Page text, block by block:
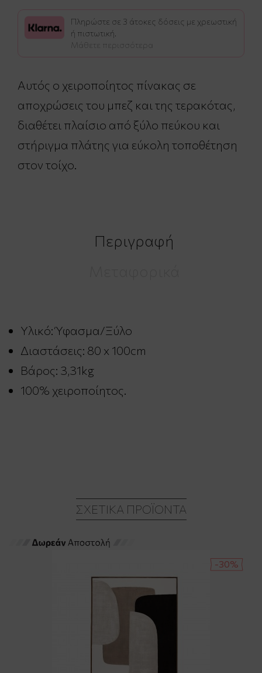
Πληρώστε σε 3 άτοκες δόσεις με χρεωστική
ή πιστωτική.
Μάθετε περισσότερα
Αυτός ο χειροποίητος πίνακας σε
αποχρώσεις του μπεζ και της τερακότας,
διαθέτει πλαίσιο από ξύλο πεύκου και
στήριγμα πλάτης για εύκολη τοποθέτηση
στον τοίχο.
Περιγραφή
Υλικό: Ύφασμα/Ξύλο
Διαστάσεις: 80 x 100cm
Βάρος: 3,31kg
100% χειροποίητος.
ΣΧΕΤΙΚΆ ΠΡΟΪΌΝΤΑ
-30%